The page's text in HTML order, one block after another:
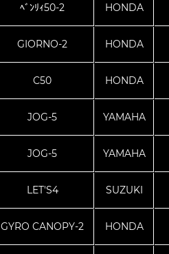
ﾍﾞﾝﾘｨ50-2 HONDA
GIORNO-2 HONDA
C50 HONDA
JOG-5 YAMAHA
JOG-5 YAMAHA
LET'S4 SUZUKI
GYRO CANOPY-2 HONDA